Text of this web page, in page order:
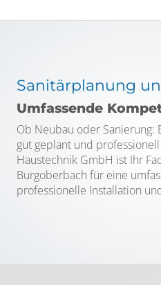
Sanitärplanung
Umfassende
Ob Neubau oder Sanierung:
gut geplant und
Haustechnik GmbH ist Ihr
Burgoberbach für eine
professionelle Installation